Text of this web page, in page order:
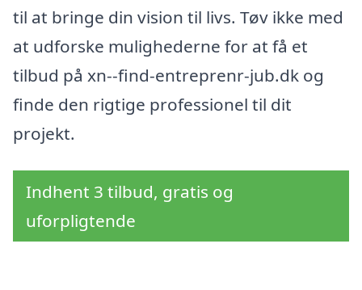
til at bringe din vision til livs. Tøv ikke med
at udforske mulighederne for at få et
tilbud på xn--find-entreprenr-jub.dk og
finde den rigtige professionel til dit
projekt.
Indhent 3 tilbud, gratis og
uforpligtende